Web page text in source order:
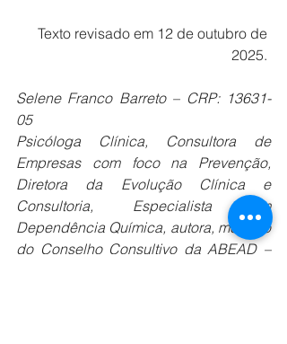
Texto revisado em 12 de outubro de
2025.
Selene Franco Barreto – CRP: 13631-
05
Psicóloga Clínica, Consultora de
Empresas com foco na Prevenção,
Diretora da Evolução Clínica e
Consultoria, Especialista em
Dependência Química, autora, membro
do Conselho Consultivo da ABEAD –